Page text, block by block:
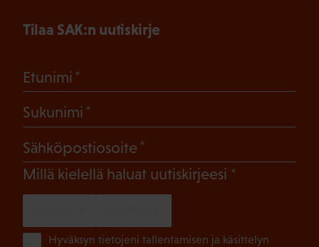
Tilaa SAK:n uutiskirje
Etunimi
Sukunimi
Sähköpostiosoite
Millä kielellä haluat uutiskirjeesi (Pakollinen)
Hyväksyn tietojeni tallentamisen ja käsittelyn